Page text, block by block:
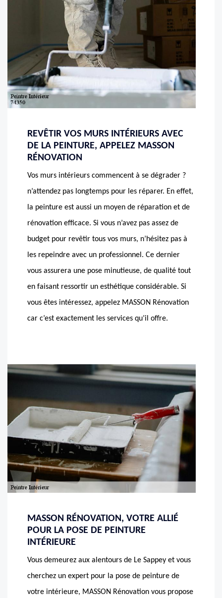
REVÊTIR VOS MURS INTÉRIEURS AVEC
DE LA PEINTURE, APPELEZ MASSON
RÉNOVATION
Vos murs intérieurs commencent à se dégrader ?
n’attendez pas longtemps pour les réparer. En effet,
la peinture est aussi un moyen de réparation et de
rénovation efficace. Si vous n’avez pas assez de
budget pour revêtir tous vos murs, n’hésitez pas à
les repeindre avec un professionnel. Ce dernier
vous assurera une pose minutieuse, de qualité tout
en faisant ressortir un esthétique considérable. Si
vous êtes intéressez, appelez MASSON Rénovation
car c’est exactement les services qu’il offre.
MASSON RÉNOVATION, VOTRE ALLIÉ
POUR LA POSE DE PEINTURE
INTÉRIEURE
Vous demeurez aux alentours de Le Sappey et vous
cherchez un expert pour la pose de peinture de
votre intérieure, MASSON Rénovation vous propose